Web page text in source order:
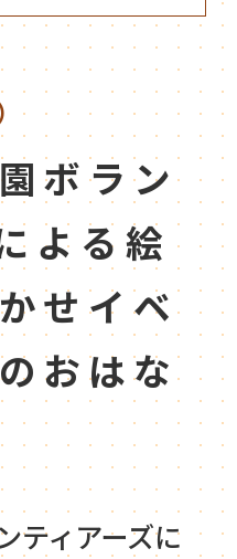
ボラン
よる絵
せイベ
おはな
ティアーズに